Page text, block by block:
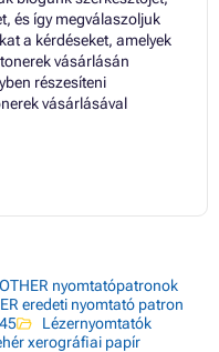
és így megválaszoljuk
a kérdéseket, amelyek
vásárlásán
részesíteni
vásárlásával
nyomtatópatronok
eredeti nyomtató patron
Lézernyomtatók
xerográfiai papír